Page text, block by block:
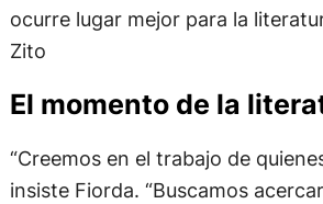
ocurre lugar mejor para la
Zito
El momento de la
“Creemos en el trabajo de
insiste Fiorda. “Buscamos